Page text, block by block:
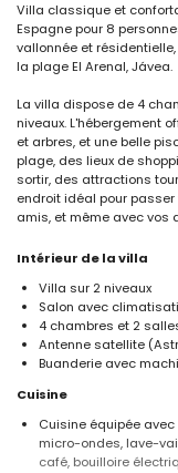
Villa classique et
Espagne pour 8
vallonnée et
la plage El Arenal, Jávea.
La villa dispose de 4
niveaux. L'hébergement
et arbres, et une belle
plage, des lieux de
sortir, des attractions
endroit idéal pour
amis, et même avec vos
Intérieur de la villa
Villa sur 2 niveaux
Salon avec
4 chambres et 2
Antenne satellite
Buanderie avec
Cuisine
Cuisine équipée
micro-ondes, lave-
café, bouilloire